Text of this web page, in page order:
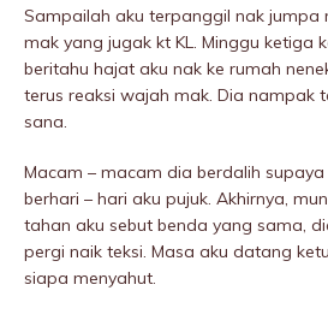
Sampailah aku terpanggil nak jumpa
mak yang jugak kt KL. Minggu ketiga
beritahu hajat aku nak ke rumah
terus reaksi wajah mak. Dia nampak
sana.
Macam – macam dia berdalih
berhari – hari aku pujuk. Akhirnya,
tahan aku sebut benda yang sama,
pergi naik teksi. Masa aku datang
siapa menyahut.